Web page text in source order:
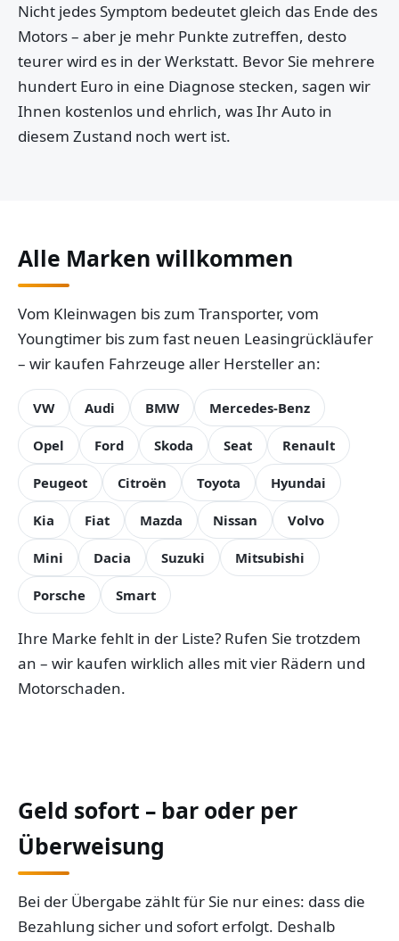
Nicht jedes Symptom bedeutet gleich das Ende des
Motors – aber je mehr Punkte zutreffen, desto
teurer wird es in der Werkstatt. Bevor Sie mehrere
hundert Euro in eine Diagnose stecken, sagen wir
Ihnen kostenlos und ehrlich, was Ihr Auto in
diesem Zustand noch wert ist.
Alle Marken willkommen
Vom Kleinwagen bis zum Transporter, vom
Youngtimer bis zum fast neuen Leasingrückläufer
– wir kaufen Fahrzeuge aller Hersteller an:
VW Audi BMW Mercedes-Benz
Opel Ford Skoda Seat Renault
Peugeot Citroën Toyota Hyundai
Kia Fiat Mazda Nissan Volvo
Mini Dacia Suzuki Mitsubishi
Porsche Smart
Ihre Marke fehlt in der Liste? Rufen Sie trotzdem
an – wir kaufen wirklich alles mit vier Rädern und
Motorschaden.
Geld sofort – bar oder per
Überweisung
Bei der Übergabe zählt für Sie nur eines: dass die
Bezahlung sicher und sofort erfolgt. Deshalb